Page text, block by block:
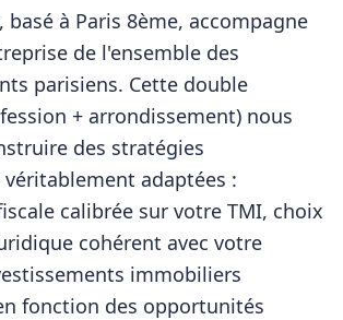
à Paris 8ème, accompagne
de l'ensemble des
parisiens. Cette double
+ arrondissement) nous
des stratégies
adaptées :
calibrée sur votre TMI, choix
cohérent avec votre
immobiliers
fonction des opportunités